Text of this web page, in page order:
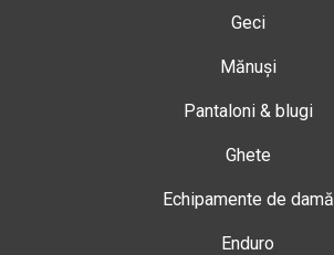
Geci
Mănuși
Pantaloni & blugi
Ghete
Echipamente de damă
Enduro